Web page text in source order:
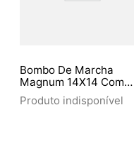
Bombo De Marcha
Magnum 14X14 Com
Colete Jbmb-1414 -
Mmbz1414
Produto indisponível